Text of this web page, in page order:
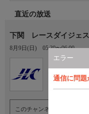
エラー
通信に問
直近の放送
下関 レースダイジェス
8月9日(日) 05:30〜06:00
このチャンネルのご視聴に